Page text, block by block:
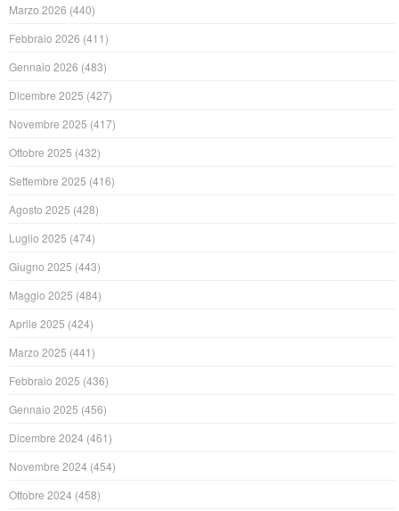
Marzo 2026 (440)
Febbraio 2026 (411)
Gennaio 2026 (483)
Dicembre 2025 (427)
Novembre 2025 (417)
Ottobre 2025 (432)
Settembre 2025 (416)
Agosto 2025 (428)
Luglio 2025 (474)
Giugno 2025 (443)
Maggio 2025 (484)
Aprile 2025 (424)
Marzo 2025 (441)
Febbraio 2025 (436)
Gennaio 2025 (456)
Dicembre 2024 (461)
Novembre 2024 (454)
Ottobre 2024 (458)